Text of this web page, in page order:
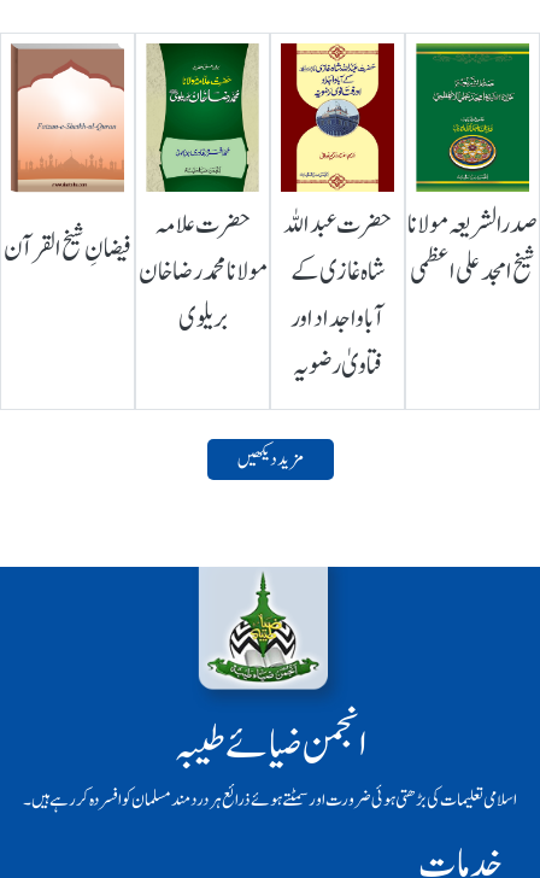
صدرالشریعہ مولانا
شیخ امجد علی اعظمی
حضرت عبداللہ
شاہ غازی کے
آباواجداد اور
فتاویٰ رضویہ
حضرت علامہ
مولانا محمد رضا خان
بریلوی
فیضانِ شیخ القرآن
مزید دیکھیں
انجمن ضیائے طیبہ
اسلامی تعلیمات کی بڑھتی ہوئی ضرورت اور سمٹتے ہوئے ذرائع ہر دردمند مسلمان کو افسردہ کر رہے ہیں۔